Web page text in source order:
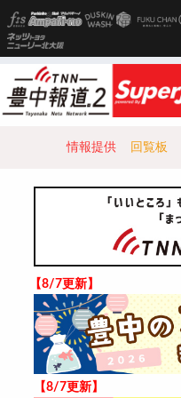
情報提供 回覧板
【8/7更新】
【8/7更新】